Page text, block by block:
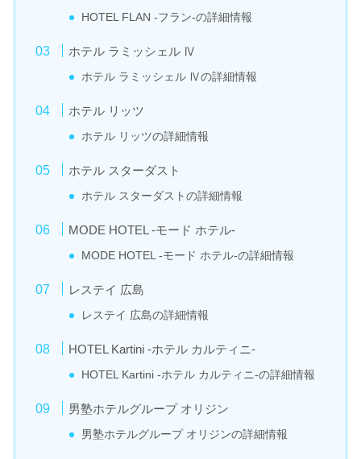
HOTEL FLAN -フラン-の詳細情報
ホテル ラミッシェル Ⅳ
ホテル ラミッシェル Ⅳの詳細情報
ホテル リッツ
ホテル リッツの詳細情報
ホテル スターダスト
ホテル スターダストの詳細情報
MODE HOTEL -モード ホテル-
MODE HOTEL -モード ホテル-の詳細情報
レステイ 広島
レステイ 広島の詳細情報
HOTEL Kartini -ホテル カルティニ-
HOTEL Kartini -ホテル カルティニ-の詳細情報
男塾ホテルグループ オリジン
男塾ホテルグループ オリジンの詳細情報